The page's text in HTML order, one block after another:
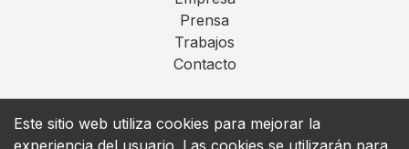
Este sitio web utiliza cookies para mejorar la
experiencia del usuario. Las cookies se utilizarán para
Prensa
Trabajos
Contacto
Privacidad